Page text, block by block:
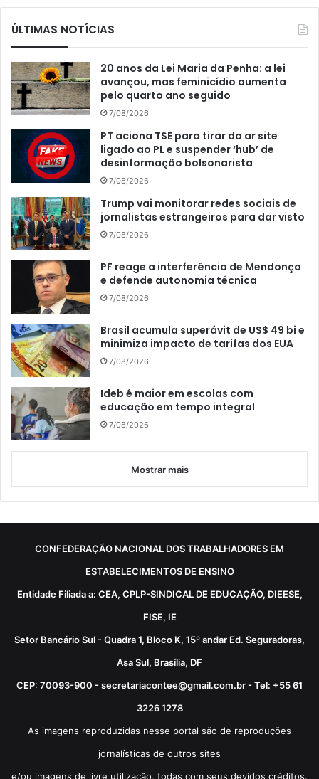
ÚLTIMAS NOTÍCIAS
20 anos da Lei Maria da Penha: a lei
avançou, mas feminicídio aumenta
pelo quarto ano seguido
7/08/2026
PT aciona TSE para tirar do ar site
ligado ao PL e suspender ‘hub’ de
desinformação bolsonarista
7/08/2026
Trump vai monitorar redes sociais de
jornalistas estrangeiros para dar visto
7/08/2026
PF reage a interferência de Mendonça
e defende autonomia técnica
7/08/2026
Brasil acumula superávit de US$ 49 bi e
minimiza impacto de tarifas dos EUA
7/08/2026
Ideb é maior em escolas com
educação em tempo integral
7/08/2026
Mostrar mais
CONFEDERAÇÃO NACIONAL DOS TRABALHADORES EM
ESTABELECIMENTOS DE ENSINO
Entidade Filiada a: CEA, CPLP-SINDICAL DE EDUCAÇÃO, DIEESE,
FISE, IE
Setor Bancário Sul - Quadra 1, Bloco K, 15º andar Ed. Seguradoras,
Asa Sul, Brasília, DF
CEP: 70093-900 - secretariacontee@gmail.com.br - Tel: +55 61
3226 1278
As imagens reproduzidas nesse portal são de reproduções
jornalísticas de outros sites
e/ou imagens de livre utilização, todas com seus devidos créditos.